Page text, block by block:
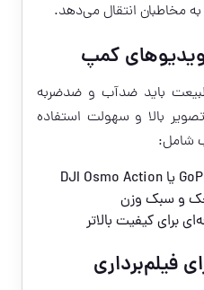
مخاطبان انتقال می‌دهد.
کمپ
طبیعت باید ضدآب و ضدضربه
بالا و سهولت استفاده
شامل:
و سبک وزن
برای کیفیت بالاتر
فیلم‌برداری